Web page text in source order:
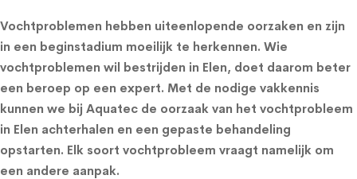
Vochtproblemen hebben uiteenlopende oorzaken en zijn
in een beginstadium moeilijk te herkennen. Wie
vochtproblemen wil bestrijden in Elen, doet daarom beter
een beroep op een expert. Met de nodige vakkennis
kunnen we bij Aquatec de oorzaak van het vochtprobleem
in Elen achterhalen en een gepaste behandeling
opstarten. Elk soort vochtprobleem vraagt namelijk om
een andere aanpak.